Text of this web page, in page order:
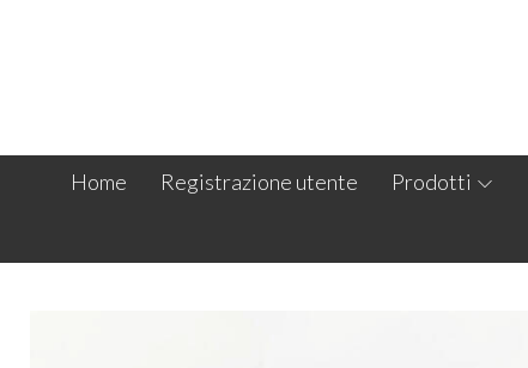
Home Registrazione utente Prodotti